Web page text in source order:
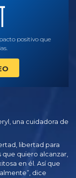
positivo que
una cuidadora de
libertad para
que quiero alcanzar,
en él. Así que
dice